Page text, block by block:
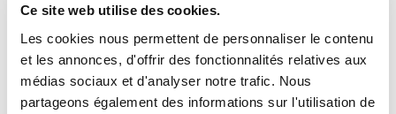
Ce site web utilise des cookies.
Les cookies nous permettent de personnaliser le contenu
et les annonces, d'offrir des fonctionnalités relatives aux
médias sociaux et d'analyser notre trafic. Nous
partageons également des informations sur l'utilisation de
Artaud, Christelle Ganneau, Edith Dériaud, Sophie Viel,
Anne-Laure Puaux, Sebastian Amigorena, Catherine
Gérard, Richard Lo-Man, Claude Leclerc